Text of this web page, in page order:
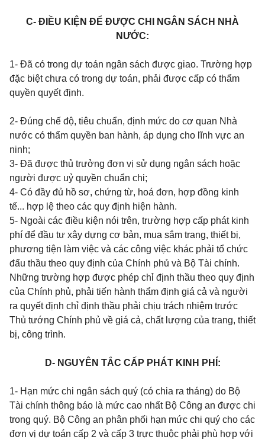
C- ĐIỀU KIỆN ĐỂ ĐƯỢC CHI NGÂN SÁCH NHÀ
NƯỚC:
1- Đã có trong dự toán ngân sách được giao. Trường hợp
đặc biệt chưa có trong dự toán, phải được cấp có thẩm
quyền quyết định.
2- Đúng chế độ, tiêu chuẩn, định mức do cơ quan Nhà
nước có thẩm quyền ban hành, áp dụng cho lĩnh vực an
ninh;
3- Đã được thủ trưởng đơn vị sử dụng ngân sách hoặc
người được uỷ quyền chuẩn chi;
4- Có đầy đủ hồ sơ, chứng từ, hoá đơn, hợp đồng kinh
tế... hợp lệ theo các quy định hiện hành.
5- Ngoài các điều kiện nói trên, trường hợp cấp phát kinh
phí để đầu tư xây dựng cơ bản, mua sắm trang, thiết bị,
phương tiện làm việc và các công việc khác phải tổ chức
đấu thầu theo quy định của Chính phủ và Bộ Tài chính.
Những trường hợp được phép chỉ định thầu theo quy định
của Chính phủ, phải tiến hành thẩm định giá cả và người
ra quyết định chỉ định thầu phải chịu trách nhiệm trước
Thủ tướng Chính phủ về giá cả, chất lượng của trang, thiết
bị, công trình.
D- NGUYÊN TẮC CẤP PHÁT KINH PHÍ:
1- Hạn mức chi ngân sách quý (có chia ra tháng) do Bộ
Tài chính thông báo là mức cao nhất Bộ Công an được chi
trong quý. Bộ Công an phân phối hạn mức chi quý cho các
đơn vị dự toán cấp 2 và cấp 3 trực thuộc phải phù hợp với